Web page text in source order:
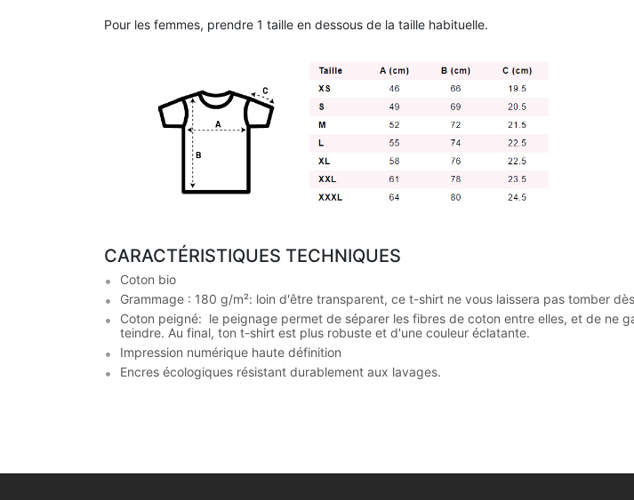
Pour les femmes, prendre 1 taille en dessous de la taille habituelle.
CARACTÉRISTIQUES TECHNIQUES
Coton bio
Grammage : 180 g/m²: loin d'être transparent, ce t-shirt ne vous laissera pas tomber
Coton peigné: le peignage permet de séparer les fibres de coton entre elles, et de ne
teindre. Au final, ton t-shirt est plus robuste et d'une couleur éclatante.
Impression numérique haute définition
Encres écologiques résistant durablement aux lavages.